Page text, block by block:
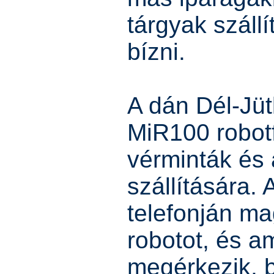
tárgyak
bízni.
A dán Dél-
MiR100
vérminták és
szállítására.
telefonján
robotot, és
megérkezik,